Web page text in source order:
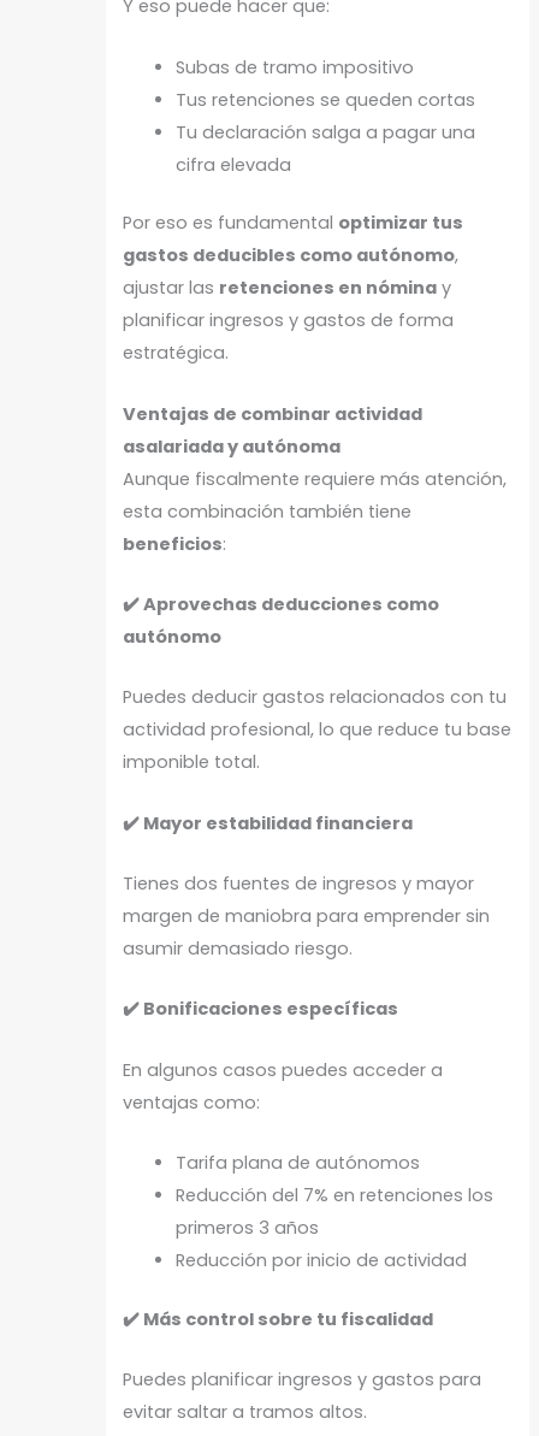
Y eso puede hacer que:
Subas de tramo impositivo
Tus retenciones se queden cortas
Tu declaración salga a pagar una
cifra elevada
Por eso es fundamental optimizar tus
gastos deducibles como autónomo,
ajustar las retenciones en nómina y
planificar ingresos y gastos de forma
estratégica.
Ventajas de combinar actividad
asalariada y autónoma
Aunque fiscalmente requiere más atención,
esta combinación también tiene
beneficios:
✔️ Aprovechas deducciones como
autónomo
Puedes deducir gastos relacionados con tu
actividad profesional, lo que reduce tu base
imponible total.
✔️ Mayor estabilidad financiera
Tienes dos fuentes de ingresos y mayor
margen de maniobra para emprender sin
asumir demasiado riesgo.
✔️ Bonificaciones específicas
En algunos casos puedes acceder a
ventajas como:
Tarifa plana de autónomos
Reducción del 7% en retenciones los
primeros 3 años
Reducción por inicio de actividad
✔️ Más control sobre tu fiscalidad
Puedes planificar ingresos y gastos para
evitar saltar a tramos altos.